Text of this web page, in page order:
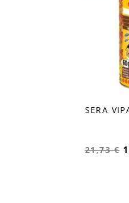
favorite_border
SERA
21,73 €